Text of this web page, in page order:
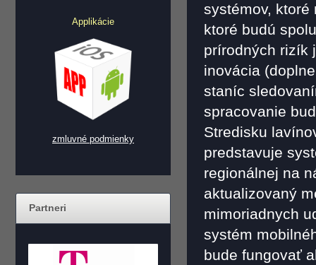
Applikácie
zmluvné podmienky
Partneri
systémov,
ktoré budú
prírodných rizík
inovácia
staníc
spracovanie
Stredisku
predstavuje
regionálnej na
aktualizovaný
mimoriadnych
systém
bude fungovať